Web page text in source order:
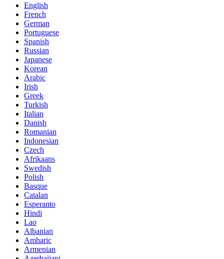
English
French
German
Portuguese
Spanish
Russian
Japanese
Korean
Arabic
Irish
Greek
Turkish
Italian
Danish
Romanian
Indonesian
Czech
Afrikaans
Swedish
Polish
Basque
Catalan
Esperanto
Hindi
Lao
Albanian
Amharic
Armenian